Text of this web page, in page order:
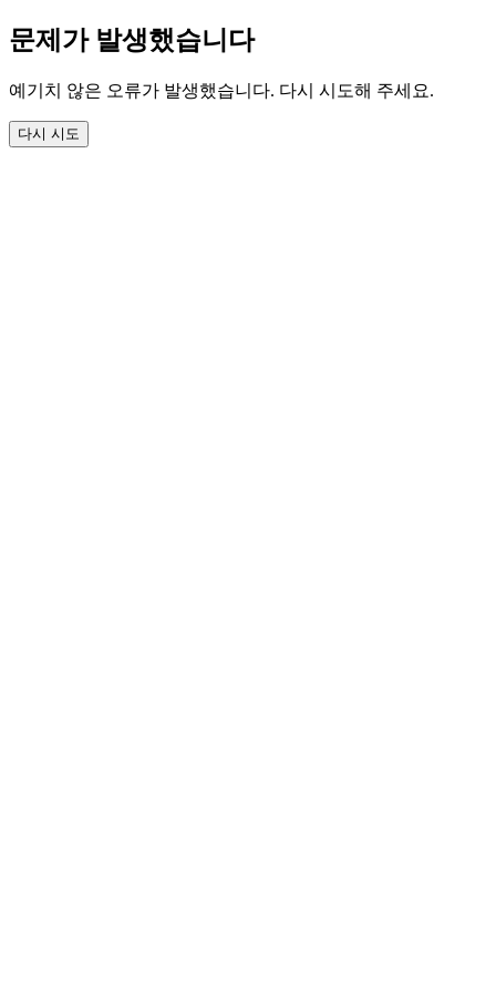
문제가 발생했습니다
예기치 않은 오류가 발생했습니다. 다시 시도해 주세요.
다시 시도